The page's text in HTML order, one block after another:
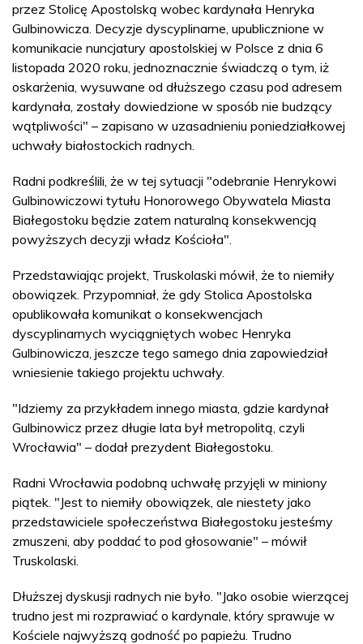
przez Stolicę Apostolską wobec kardynała Henryka
Gulbinowicza. Decyzje dyscyplinarne, upublicznione w
komunikacie nuncjatury apostolskiej w Polsce z dnia 6
listopada 2020 roku, jednoznacznie świadczą o tym, iż
oskarżenia, wysuwane od dłuższego czasu pod adresem
kardynała, zostały dowiedzione w sposób nie budzący
wątpliwości" – zapisano w uzasadnieniu poniedziałkowej
uchwały białostockich radnych.
Radni podkreślili, że w tej sytuacji "odebranie Henrykowi
Gulbinowiczowi tytułu Honorowego Obywatela Miasta
Białegostoku będzie zatem naturalną konsekwencją
powyższych decyzji władz Kościoła".
Przedstawiając projekt, Truskolaski mówił, że to niemiły
obowiązek. Przypomniał, że gdy Stolica Apostolska
opublikowała komunikat o konsekwencjach
dyscyplinarnych wyciągniętych wobec Henryka
Gulbinowicza, jeszcze tego samego dnia zapowiedział
wniesienie takiego projektu uchwały.
"Idziemy za przykładem innego miasta, gdzie kardynał
Gulbinowicz przez długie lata był metropolitą, czyli
Wrocławia" – dodał prezydent Białegostoku.
Radni Wrocławia podobną uchwałę przyjęli w miniony
piątek. "Jest to niemiły obowiązek, ale niestety jako
przedstawiciele społeczeństwa Białegostoku jesteśmy
zmuszeni, aby poddać to pod głosowanie" – mówił
Truskolaski.
Dłuższej dyskusji radnych nie było. "Jako osobie wierzącej
trudno jest mi rozprawiać o kardynale, który sprawuje w
Kościele najwyższą godność po papieżu. Trudno